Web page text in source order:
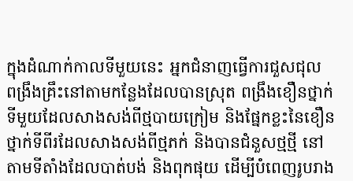
ក្នុងដំណាក់កាលទីមួយនេះ អ្នកជំនាញធ្វើការជួសជុល
ពង្រឹងគ្រឹះនៅតាមកន្លែងដែលបានស្រុត ពង្រឹងខឿនថ្នាក់
ទីមួយដែលសាងសង់ពីថ្មបាយក្រៀម និងផ្នែកខ្លះនៃខឿន
ថ្នាក់ទីពីរដែលសាងសង់ពីថ្មភក់ និងបានជំនួសថ្មថ្មី នៅ
តាមទីតាំងដែលបាត់បង់ និងពុកផុយ ដើម្បីបំពេញរូបរាង